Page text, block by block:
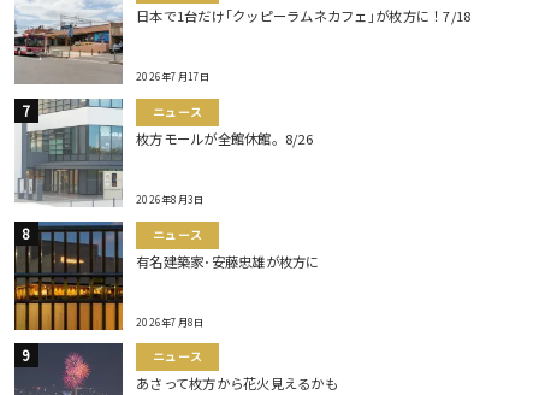
日本で1台だけ｢クッピーラムネカフェ｣が枚方に！7/18
2026年7月17日
ニュース
枚方モールが全館休館。8/26
2026年8月3日
ニュース
有名建築家･安藤忠雄が枚方に
2026年7月8日
ニュース
あさって枚方から花火見えるかも